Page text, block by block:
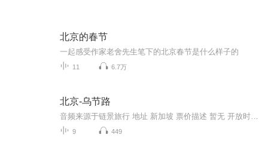
北京的春节
一起感受作家老舍先生笔下的北京春节是什么样子的
11 6.7万
北京-乌节路
9 449